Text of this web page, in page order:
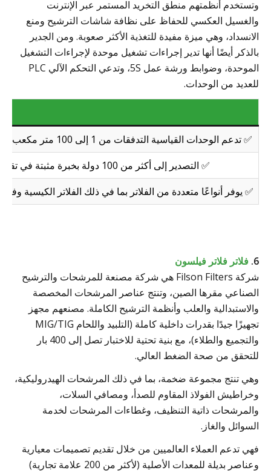
وتستخدم أنظمتهم منطق التخريد المستمر عبر الإنترنت
والغسيل العكسي للحفاظ على نظافة شاشات الترشيح ومنع
الانسداد، وهي ميزة مفيدة للتغذية الأكثر صعوبة. ومن الجدير
بالذكر أيضًا أنها تدير إجراءات تشغيل موحدة لإجراءات التشغيل
الموحدة، وضوابط ورشة عمل 5S، وتدعي التحكم الآلي PLC
للعديد من الوحدات.
✅ تدعم الوحدات القياسية التدفقات من 1 إلى 100 متر مكعب/ساعة، بينما توسع الأنظمة المخصصة هذا النطاق أكثر من ذلك.
✅ التصدير إلى أكثر من 100 دولة بخبرة مثبتة في تقديم أنظمة الترشيح للمنشآت الصناعية البعيدة والكبيرة الحجم.
✅ يوفر أنواعًا متعددة من الفلاتر بما في ذلك الفلاتر الكيسية
6. فلاتر فلاتر فيلسون
شركة Filson Filters هي شركة مصنعة للمرشحات والترشيح
الصناعي مقرها الصين، وتنتج عناصر المرشحات المخصصة
والاستبدالية والعلب وأنظمة الترشيح الكاملة. مصنعهم مجهز
تجهيزًا جيدًا بقدرات داخلية كاملة (التلبيد واللحام MIG/TIG
والتجميع والطلاء)، مع بنية تحتية للاختبار تصل إلى 400 بار
للتحقق من صحة الضغط العالي.
وهي تنتج مجموعة ضخمة، بما في ذلك المرشحات الهيدروليكية،
وخراطيش الفولاذ المقاوم للصدأ، ومصافي السلات،
والمرشحات ذاتية التنظيف، وغطاءات المرشحات لخدمة
السوائل والغاز.
فهي تدعم العملاء العالميين من خلال تقديم تصميمات معيارية
وعناصر بديلة للمعدات الأصلية (لأكثر من 200 علامة تجارية)